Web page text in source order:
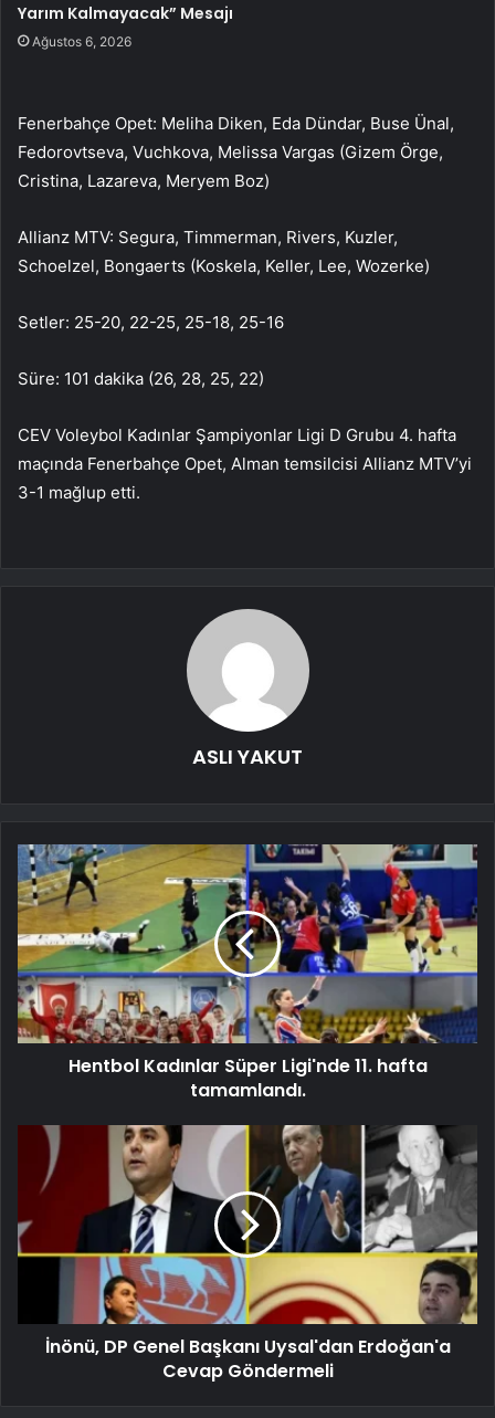
Yarım Kalmayacak” Mesajı
Ağustos 6, 2026
Fenerbahçe Opet: Meliha Diken, Eda Dündar, Buse Ünal,
Fedorovtseva, Vuchkova, Melissa Vargas (Gizem Örge,
Cristina, Lazareva, Meryem Boz)
Allianz MTV: Segura, Timmerman, Rivers, Kuzler,
Schoelzel, Bongaerts (Koskela, Keller, Lee, Wozerke)
Setler: 25-20, 22-25, 25-18, 25-16
Süre: 101 dakika (26, 28, 25, 22)
CEV Voleybol Kadınlar Şampiyonlar Ligi D Grubu 4. hafta
maçında Fenerbahçe Opet, Alman temsilcisi Allianz MTV’yi
3-1 mağlup etti.
ASLI YAKUT
Hentbol Kadınlar Süper Ligi'nde 11. hafta
tamamlandı.
İnönü, DP Genel Başkanı Uysal'dan Erdoğan'a
Cevap Göndermeli